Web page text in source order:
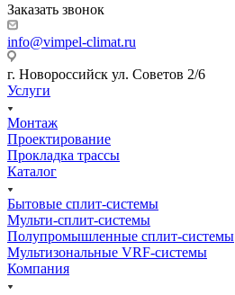
Заказать звонок
info@vimpel-climat.ru
г. Новороссийск ул. Советов 2/6
Услуги
Монтаж
Проектирование
Прокладка трассы
Каталог
Бытовые сплит-системы
Мульти-сплит-системы
Полупромышленные сплит-системы
Мультизональные VRF-системы
Компания